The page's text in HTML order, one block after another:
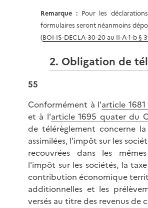
Remarque :Pour les
formulaires seront néanmoins
(BOI-IS-DECLA-30-20 au II-A-1-b §
2. Obligation de
55
Conformément à l'article
et à l'article 1695 quater du
de télérèglement concerne
assimilées, l'impôt sur les
recouvrées dans les
l'impôt sur les sociétés, la
contribution économique
additionnelles et les
versés au titre des revenus de